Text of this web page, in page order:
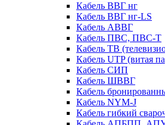
Кабель ВВГ нг
Кабель ВВГ нг-LS
Кабель АВВГ
Кабель ПВС, ПВС-Т
Кабель ТВ
Кабель UTP (витая
Кабель СИП
Кабель ШВВГ
Кабель
Кабель NYM-J
Кабель гибкий